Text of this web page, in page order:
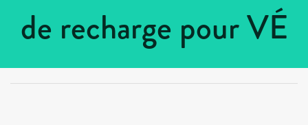
de recharge pour VÉ
États-Unis > Colorado